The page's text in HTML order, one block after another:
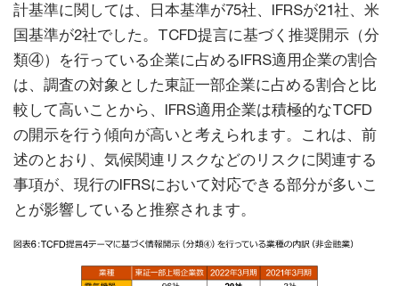
計基準に関しては、日本基準が75社、IFRSが21社、米
国基準が2社でした。TCFD提言に基づく推奨開示（分
類④）を行っている企業に占めるIFRS適用企業の割合
は、調査の対象とした東証一部企業に占める割合と比
較して高いことから、IFRS適用企業は積極的なTCFD
の開示を行う傾向が高いと考えられます。これは、前
述のとおり、気候関連リスクなどのリスクに関連する
事項が、現行のIFRSにおいて対応できる部分が多いこ
とが影響していると推察されます。